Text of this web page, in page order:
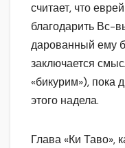
считает, что
благодарить Вс-
дарованный ему
заключается
«бикурим»), пока
этого надела.
Глава «Ки Таво»,